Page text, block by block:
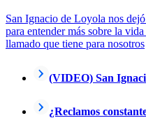
San Ignacio de Loyola nos
para entender más sobre la
llamado que tiene para nosotros
(VIDEO) San
¿Reclamos